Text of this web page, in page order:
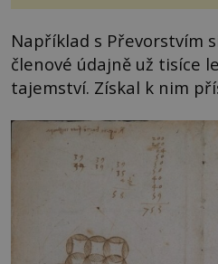
Například s Převorstvím
členové údajně už tisíce
tajemství. Získal k nim